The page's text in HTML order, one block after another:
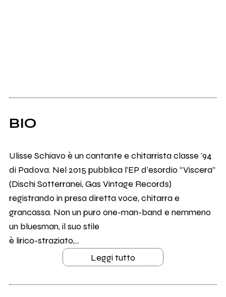
BIO
Ulisse Schiavo è un cantante e chitarrista classe '94
di Padova. Nel 2015 pubblica l'EP d'esordio “Viscera”
(Dischi Sotterranei, Gas Vintage Records)
registrando in presa diretta voce, chitarra e
grancassa. Non un puro one-man-band e nemmeno
un bluesman, il suo stile
è lirico-straziato,...
Leggi tutto